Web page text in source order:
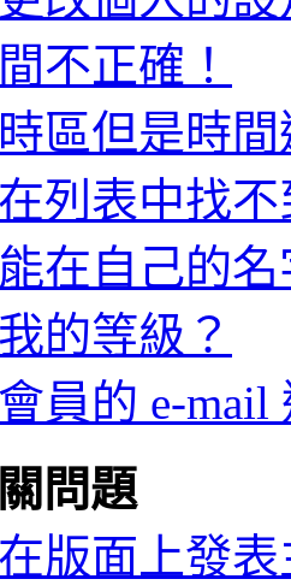
不正確！
區但是時
列表中找不
在自己的
的等級？
員的 e-
問題
版面上發